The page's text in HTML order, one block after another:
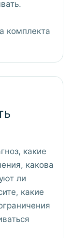
комплекта
какие
какова
ли
какие